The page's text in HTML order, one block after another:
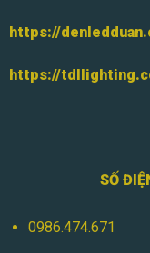
https://
https://
SỐ
0986.474.671